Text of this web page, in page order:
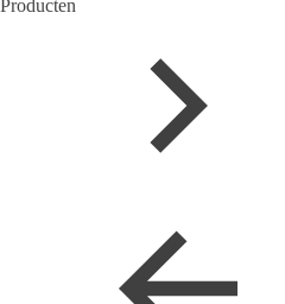
Producten